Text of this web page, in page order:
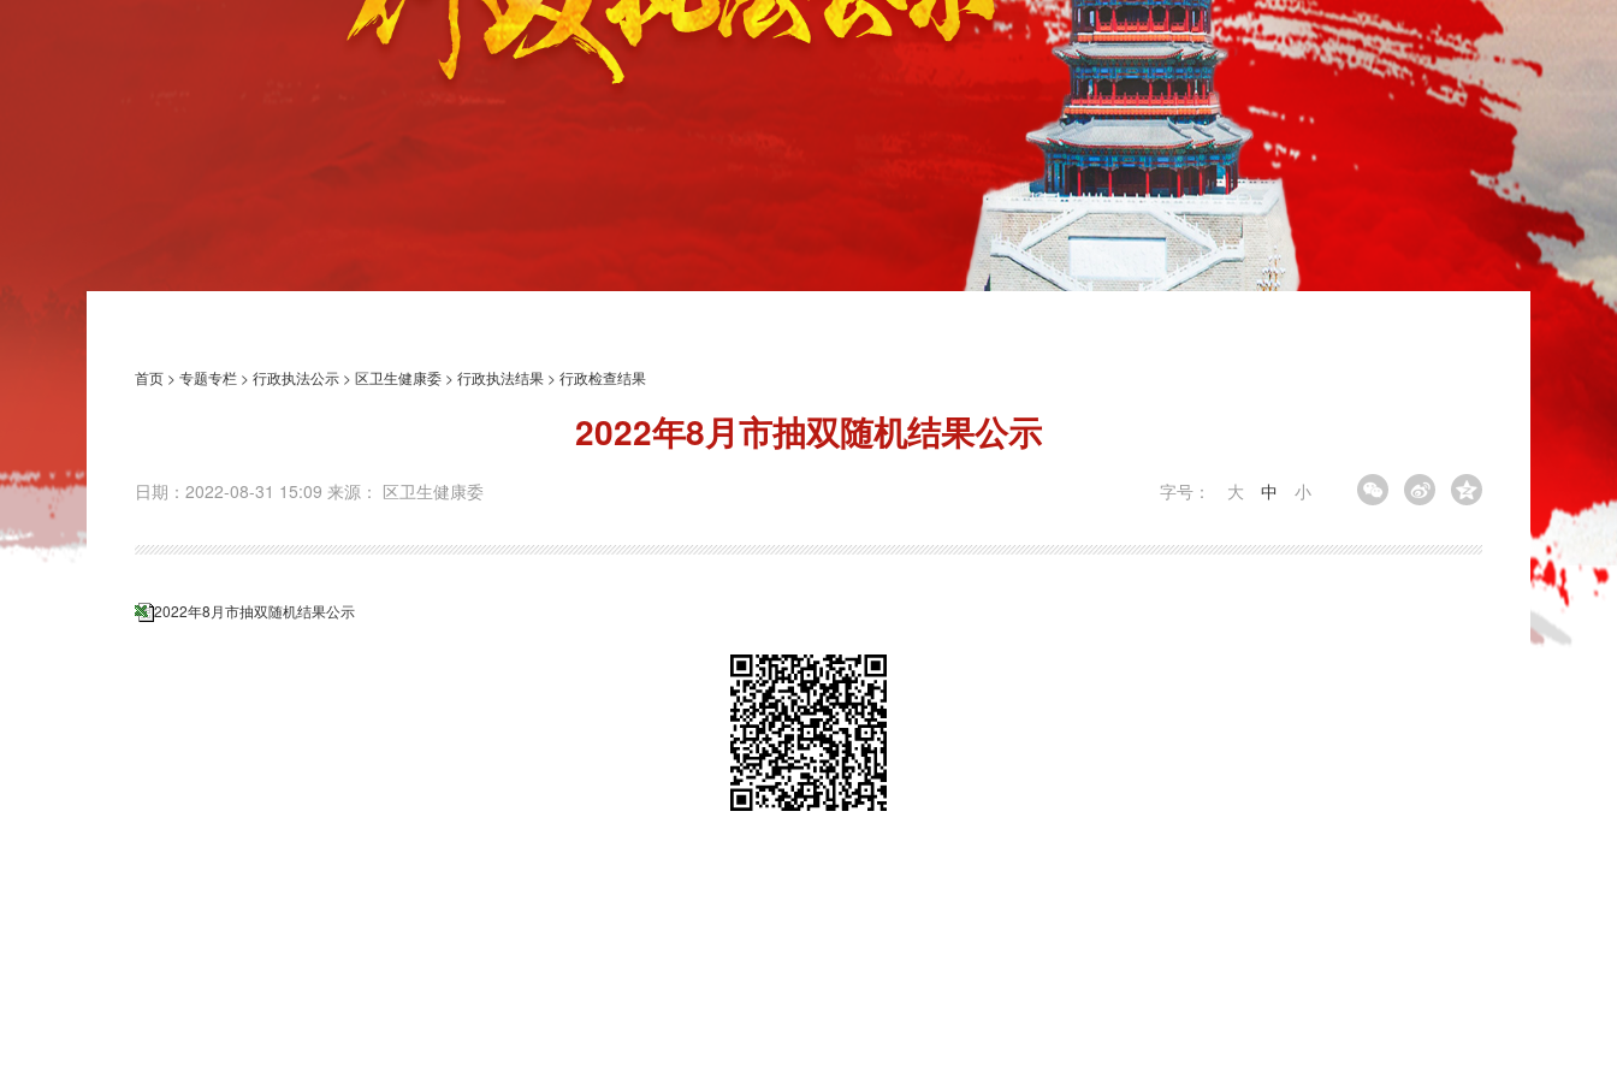
首页 >专题专栏 >行政执法公示 >区卫生健康委 >行政执法结果 >行政检查结果
2022年8月市抽双随机结果公示
日期：2022-08-31 15:09 来源： 区卫生健康委 字号： 大 中 小
2022年8月市抽双随机结果公示